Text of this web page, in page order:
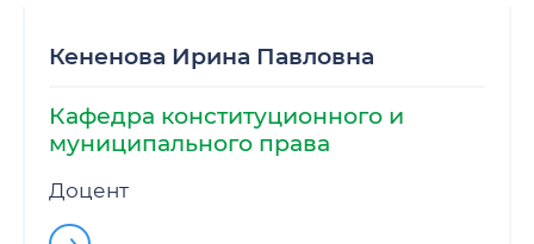
Кененова Ирина Павловна
Кафедра конституционного и
муниципального права
Доцент